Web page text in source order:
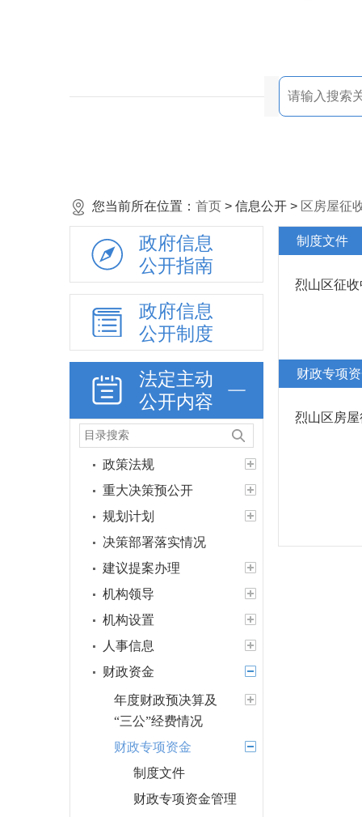
您当前所在位置： 首页 > 信息公开 > 区房屋征
政府信息
公开指南
政府信息
公开制度
法定主动
公开内容
政策法规
重大决策预公开
规划计划
决策部署落实情况
建议提案办理
机构领导
机构设置
人事信息
财政资金
年度财政预决算及
“三公”经费情况
财政专项资金
制度文件
财政专项资金管理
制度文件
烈山区征
财政专项
烈山区房